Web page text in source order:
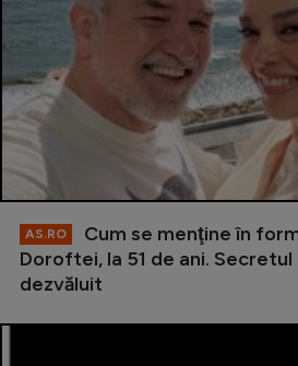
AS.RO
Cum se menţine în
Doroftei, la 51 de ani.
dezvăluit